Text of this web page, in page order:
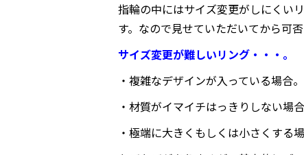
指輪の中にはサイズ変更がしにくい
す。なので見せていただいてから可
サイズ変更が難しいリング・・・。
・複雑なデザインが入っている場合。
・材質がイマイチはっきりしない場合
・極端に大きくもしくは小さくする場